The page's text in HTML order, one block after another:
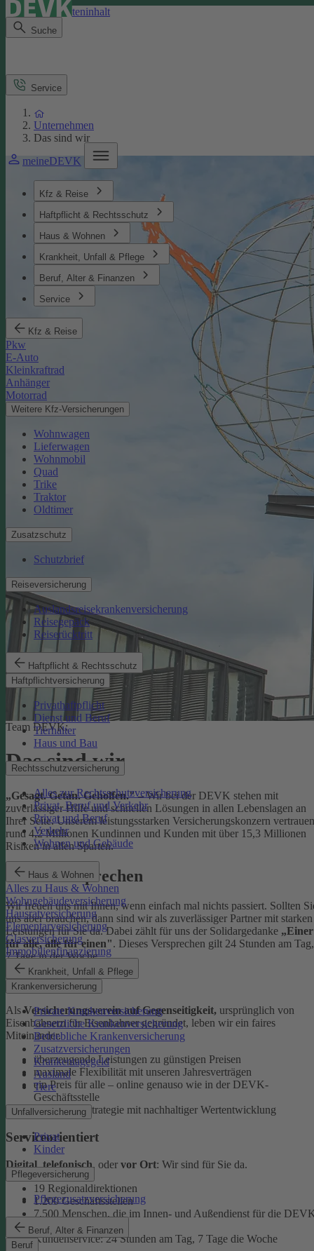
Direkt zum Seiteninhalt
Suche
meineDEVK
Kfz & Reise
Haftpflicht & Rechtsschutz
Haus & Wohnen
Krankheit, Unfall & Pflege
Beruf, Alter & Finanzen
Service
Kfz & Reise
Pkw
E-Auto
Kleinkraftrad
Anhänger
Motorrad
Weitere Kfz-Versicherungen
Wohnwagen
Lieferwagen
Wohnmobil
Quad
Trike
Traktor
Oldtimer
Zusatzschutz
Schutzbrief
Reiseversicherung
Auslandsreisekrankenversicherung
Reisegepäck
Reiserücktritt
Haftpflicht & Rechtsschutz
Haftpflichtversicherung
Privathaftpflicht
Dienst und Beruf
Tierhalter
Haus und Bau
Rechtsschutzversicherung
Alles zur Rechtsschutzversicherung
Privat, Beruf und Verkehr
Privat und Beruf
Verkehr
Wohnen und Gebäude
Haus & Wohnen
Alles zu Haus & Wohnen
Wohngebäudeversicherung
Hausratversicherung
Elementarversicherung
Glasversicherung
Immobilienfinanzierung
Krankheit, Unfall & Pflege
Krankenversicherung
Private Krankenversicherung
Gesetzliche Krankenversicherung
Betriebliche Krankenversicherung
Zusatzversicherungen
Krankentagegeld
Ausland
Tiere
Unfallversicherung
Privat
Kinder
Pflegeversicherung
Pflegezusatzversicherung
Beruf, Alter & Finanzen
Beruf
Service
Unternehmen
Das sind wir
Team DEVK:
Das sind wir
„Gesagt. Getan. Geholfen."– Wir bei der DEVK stehen mit
zuverlässiger Hilfe und schnellen Lösungen in allen Lebenslagen an
Ihrer Seite. Unserem leistungsstarken Versicherungskonzern vertrauen
rund 4,2 Millionen Kundinnen und Kunden mit über 15,3 Millionen
Risiken in allen Sparten.
Unser Versprechen
Wir freuen uns mit Ihnen, wenn einfach mal nichts passiert. Sollten
uns aber brauchen, dann sind wir als zuverlässiger Partner mit starken
Leistungen für Sie da. Dabei zählt für uns der Solidargedanke „Einer
für alle, alle für einen". Dieses Versprechen gilt 24 Stunden am Tag,
7 Tage in der Woche.
Ehrlich
AlsVersicherungsverein auf Gegenseitigkeit, ursprünglich von
Eisenbahnern für Eisenbahner gegründet, leben wir ein faires
Miteinander.
überzeugende Leistungen zu günstigen Preisen
maximale Flexibilität mit unseren Jahresverträgen
ein Preis für alle – online genauso wie in der DEVK-
Geschäftsstelle
faire Anlagestrategie mit nachhaltiger Wertentwicklung
Serviceorientiert
Digital,telefonisch, oder vor Ort: Wir sind für Sie da.
19 Regionaldirektionen
1.200 Geschäftsstellen
7.500 Menschen, die im Innen- und Außendienst für die
arbeiten
Kundenservice: 24 Stunden am Tag, 7 Tage die Woche